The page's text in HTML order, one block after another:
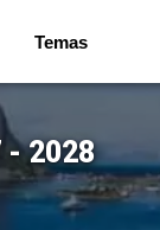
Temas
- 2028